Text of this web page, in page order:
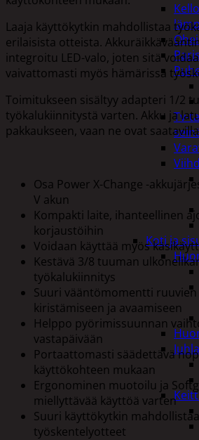
Tv-
Koti ja
Laaja käyttökytkin mahdollistaa
erilaisista otteista.
integroitu LED-valo, joten sitä
vaivattomasti myös hämärissä
Toimitukseen sisältyy adapteri 1/2
työkalukiinnitystä varten. Akku ja
pakkaukseen, vaan ne ovat
Osa Power X-Change -
V akun
Kompakti laite, ihanteellinen
korjaustöihin
Voidaan käyttää myös
Kestävä 3/8 tuuman
työkalukiinnitys
Suuri vääntömomentti
kiristämiseen ja avaamiseen
Helppo pyörimissuunnan
vastapäivään
Portaattomasti säädettävä
käyttökohteen mukaan
Ergonominen muotoilu ja
miellyttävää käyttöä varten
Suuri käyttökytkin
työskentelyotteet